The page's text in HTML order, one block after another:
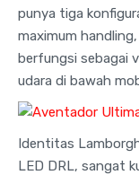
punya tiga
maximum
berfungsi sebagai
udara di bawah
Identitas
LED DRL, sangat